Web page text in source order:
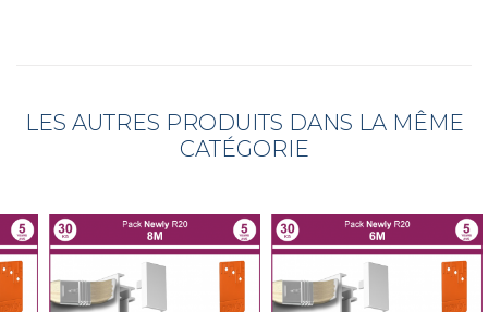
LES AUTRES PRODUITS DANS LA MÊME
CATÉGORIE